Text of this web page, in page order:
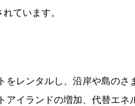
ています。
レンタルし、沿岸や島のさ
アイランドの増加、代替エネ